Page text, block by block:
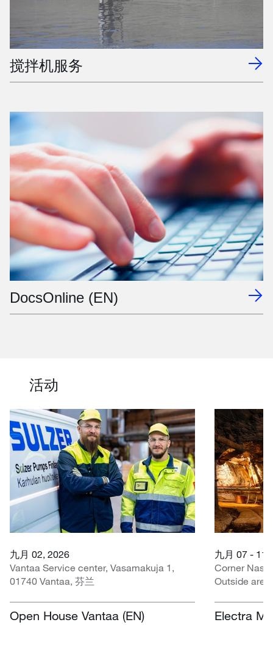
搅拌机服务
DocsOnline (EN)
活动
九月 02, 2026
Vantaa Service center, Vasamakuja 1,
01740 Vantaa, 芬兰
Open House Vantaa (EN)
九月 07 - 11,
Corner
Outside area
Electra